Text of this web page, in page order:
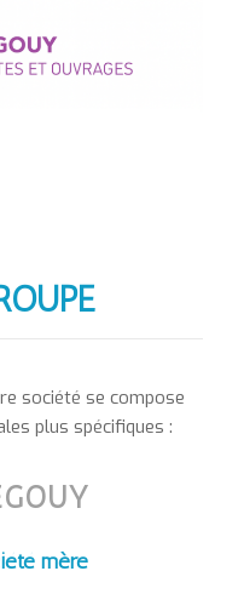
société se compose
plus spécifiques :
mère